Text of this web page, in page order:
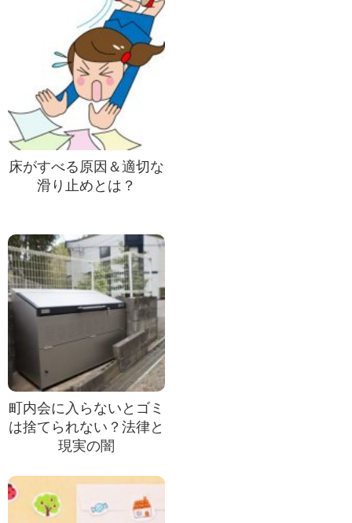
床がすべる原因＆適切な
滑り止めとは？
町内会に入らないとゴミ
は捨てられない？法律と
現実の闇